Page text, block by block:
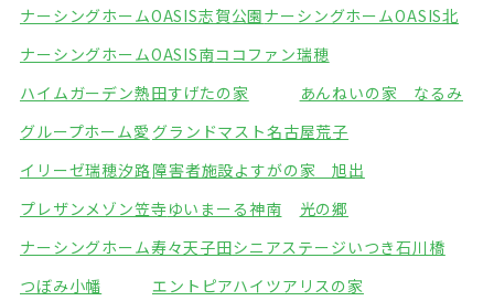
ナーシングホームOASIS志賀公園ナーシングホームOASIS北
ナーシングホームOASIS南ココファン瑞穂
ハイムガーデン熱田すげたの家
あんねいの家 なるみ
グループホーム愛 グランドマスト名古屋荒子
イリーゼ瑞穂汐路障害者施設よすがの家 旭出
プレザンメゾン笠寺ゆいまーる神南
光の郷
ナーシングホーム寿々天子田シニアステージいつき石川橋
つぼみ小幡
エントピアハイツアリスの家